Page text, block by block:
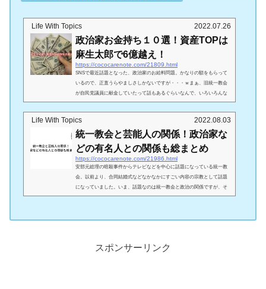
Life With Topics 2022.07.26
政治家お金持ち１０選！資産TOPは
麻生太郎で6億越え！
https://cococarenote.com/21809.html
SNSで最近話題となった、政治家のお給料問題。かなりの額をもらって
いるので、正直うらやましさしかないですが・・・ｗまぁ、旧統一教会
が自民党議員に献金していたって話もあるぐらいなんで、いろいろんな
お金事情があるとは思いますが、、、今回は政治家お金持ちな人１０人
を厳選し、資産TOPは麻生太郎氏で6億越えか？！？というところについ
てご紹介していきます！政治家はお金持ち！厳選10名公開！ ここから
は、資産のTOP１０についてご紹介していきます！最近SNSで話題の給
料はこちらから！NHKの集計によりますと、去年1年間...
Life With Topics 2022.08.03
統一教会と芸能人の関係！政治家な
どの有名人との関係も総まとめ
https://cococarenote.com/21986.html
安部元総理の暗殺事件からテレビなどを中心に話題になっている統一教
会。以前より、合同結婚式などなかなかにすごい内容の宗教として話題
になっていました。いま、話題なのは統一教会と政治の関係ですが、そ
れ以外にも芸能界にも多くの教会員がいるんだとか。今回は統一教会と
スポンサーリンク